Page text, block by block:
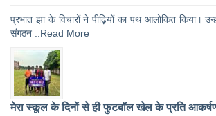
प्रभात झा के विचारों ने पीढ़ियों का पथ आलोकित किया।
संगठन ..Read More
मेरा स्कूल के दिनों से ही फुटबॉल खेल के प्रति